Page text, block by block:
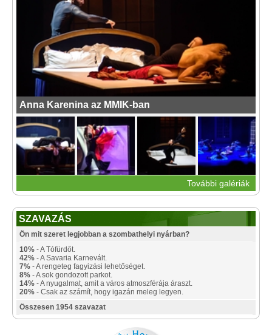
Anna Karenina az MMIK-ban
További galériák
SZAVAZÁS
Ön mit szeret legjobban a szombathelyi nyárban?
10% - A Tófürdőt.
42% - A Savaria Karnevált.
7% - A rengeteg fagyizási lehetőséget.
8% - A sok gondozott parkot.
14% - A nyugalmat, amit a város atmoszférája áraszt.
20% - Csak az számít, hogy igazán meleg legyen.
Összesen 1954 szavazat